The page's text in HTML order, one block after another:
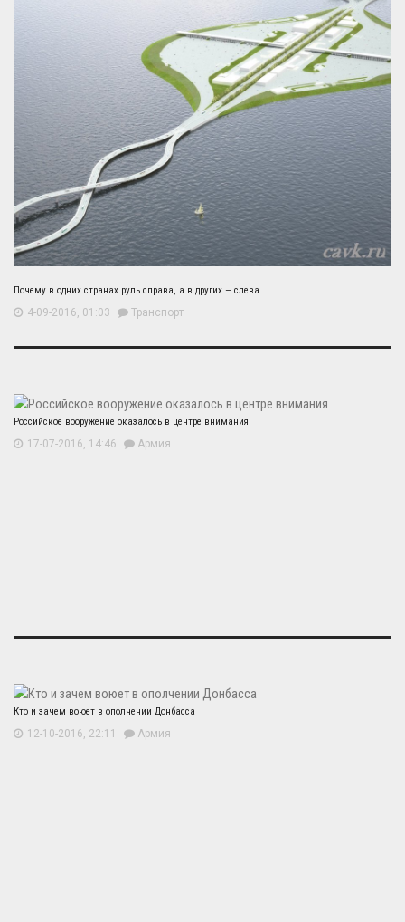
Почему в одних странах руль справа, а в других — слева
4-09-2016, 01:03 Транспорт
Российское вооружение оказалось в центре внимания
17-07-2016, 14:46 Армия
Кто и зачем воюет в ополчении Донбасса
12-10-2016, 22:11 Армия